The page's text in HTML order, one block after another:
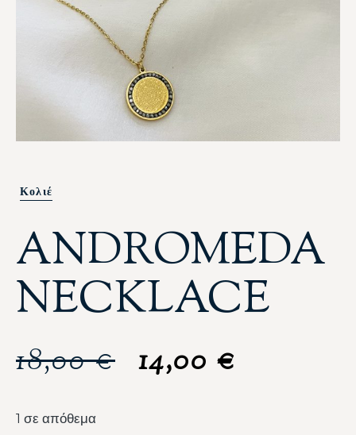
Κολιέ
ANDROMEDA
NECKLACE
18,00€ 14,00 €
1 σε απόθεμα